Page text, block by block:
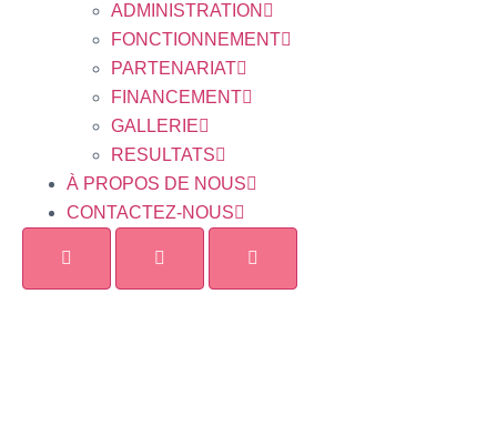
ADMINISTRATION
FONCTIONNEMENT
PARTENARIAT
FINANCEMENT
GALLERIE
RESULTATS
À PROPOS DE NOUS
CONTACTEZ-NOUS